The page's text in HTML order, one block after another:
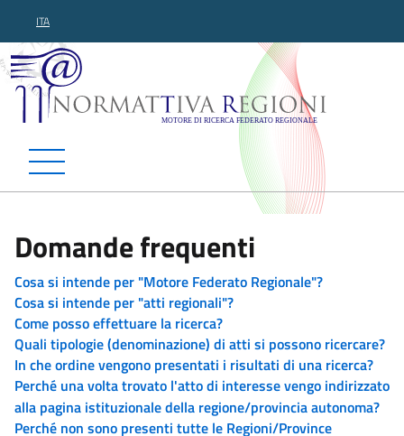
ITA
Normattiva Regioni -
Domande frequenti
Cosa si intende per "Motore Federato Regionale"?
Cosa si intende per "atti regionali"?
Come posso effettuare la ricerca?
Quali tipologie (denominazione) di atti si possono ricercare?
In che ordine vengono presentati i risultati di una ricerca?
Perché una volta trovato l'atto di interesse vengo indirizzato
alla pagina istituzionale della regione/provincia autonoma?
Perché non sono presenti tutte le Regioni/Province